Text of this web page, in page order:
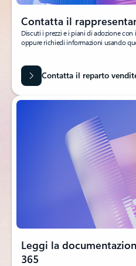
Contatta il
Discuti i prezzi e i piani di adozione
oppure richiedi informazioni usando
Contatta il reparto
Leggi la
365